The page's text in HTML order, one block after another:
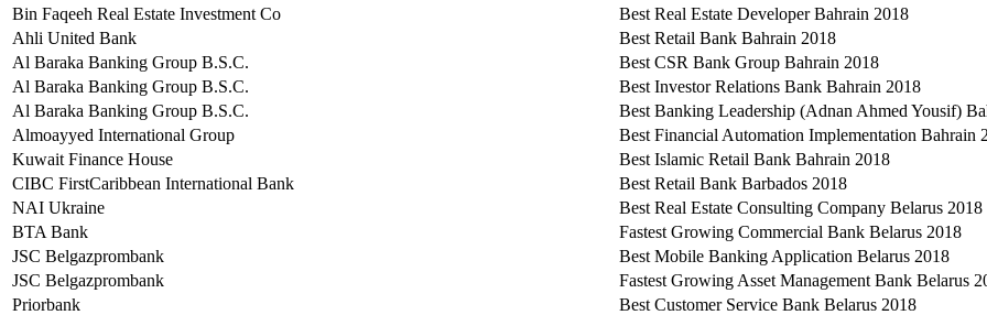
Bin Faqeeh Real Estate Investment Co
Best Real Estate Developer Bahrain 2018
Ahli United Bank
Best Retail Bank Bahrain 2018
Al Baraka Banking Group B.S.C.
Best CSR Bank Group Bahrain 2018
Al Baraka Banking Group B.S.C.
Best Investor Relations Bank Bahrain 2018
Al Baraka Banking Group B.S.C.
Best Banking Leadership (Adnan Ahmed Yousif)
Almoayyed International Group
Best Financial Automation Implementation Bahrain
Kuwait Finance House
Best Islamic Retail Bank Bahrain 2018
CIBC FirstCaribbean International Bank
Best Retail Bank Barbados 2018
NAI Ukraine
Best Real Estate Consulting Company Belarus 2018
BTA Bank
Fastest Growing Commercial Bank Belarus 2018
JSC Belgazprombank
Best Mobile Banking Application Belarus 2018
JSC Belgazprombank
Fastest Growing Asset Management Bank Belarus
Priorbank
Best Customer Service Bank Belarus 2018